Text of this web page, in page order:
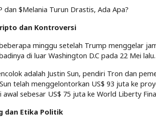
dan $Melania Turun Drastis, Ada Apa?
dan Kontroversi
minggu setelah Trump menggelar
di luar Washington D.C pada 22 Mei lalu.
adalah Justin Sun, pendiri Tron dan
telah menggelontorkan US$ 93 juta ke
sebesar US$ 75 juta ke World Liberty
dan Etika Politik